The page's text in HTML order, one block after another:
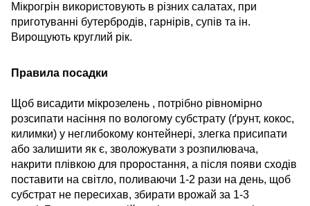
Мікрогрін використовують в різних салатах, при
приготуванні бутербродів, гарнірів, супів та ін.
Вирощують круглий рік.
Правила посадки
Щоб висадити мікрозелень , потрібно рівномірно
розсипати насіння по вологому субстрату (ґрунт, кокос,
килимки) у неглибокому контейнері, злегка присипати
або залишити як є, зволожувати з розпилювача,
накрити плівкою для проростання, а після появи сходів
поставити на світло, поливаючи 1-2 рази на день, щоб
субстрат не пересихав, збирати врожай за 1-3